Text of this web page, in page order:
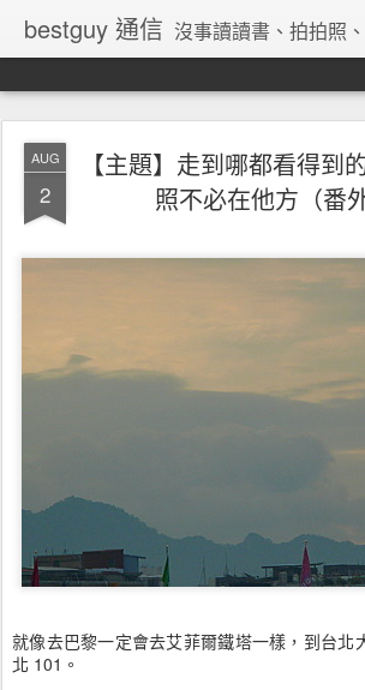
bestguy 通信 沒事讀讀書、拍拍照、做做模型、收集玩具
AUG
2
【主題】走到哪都看得到
照不必在他方（番
就像去巴黎一定會去艾菲爾鐵塔一樣，到台北
北 101。